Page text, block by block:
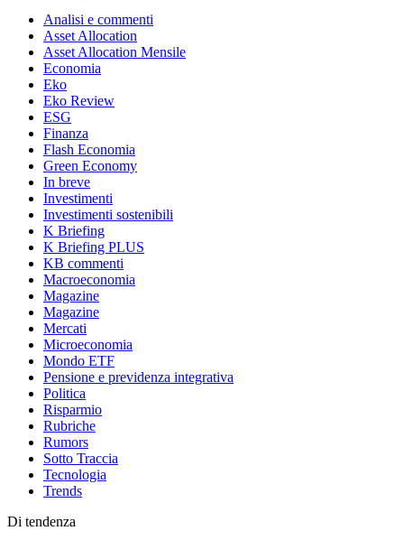
Analisi e commenti
Asset Allocation
Asset Allocation Mensile
Economia
Eko
Eko Review
ESG
Finanza
Flash Economia
Green Economy
In breve
Investimenti
Investimenti sostenibili
K Briefing
K Briefing PLUS
KB commenti
Macroeconomia
Magazine
Magazine
Mercati
Microeconomia
Mondo ETF
Pensione e previdenza integrativa
Politica
Risparmio
Rubriche
Rumors
Sotto Traccia
Tecnologia
Trends
Di tendenza